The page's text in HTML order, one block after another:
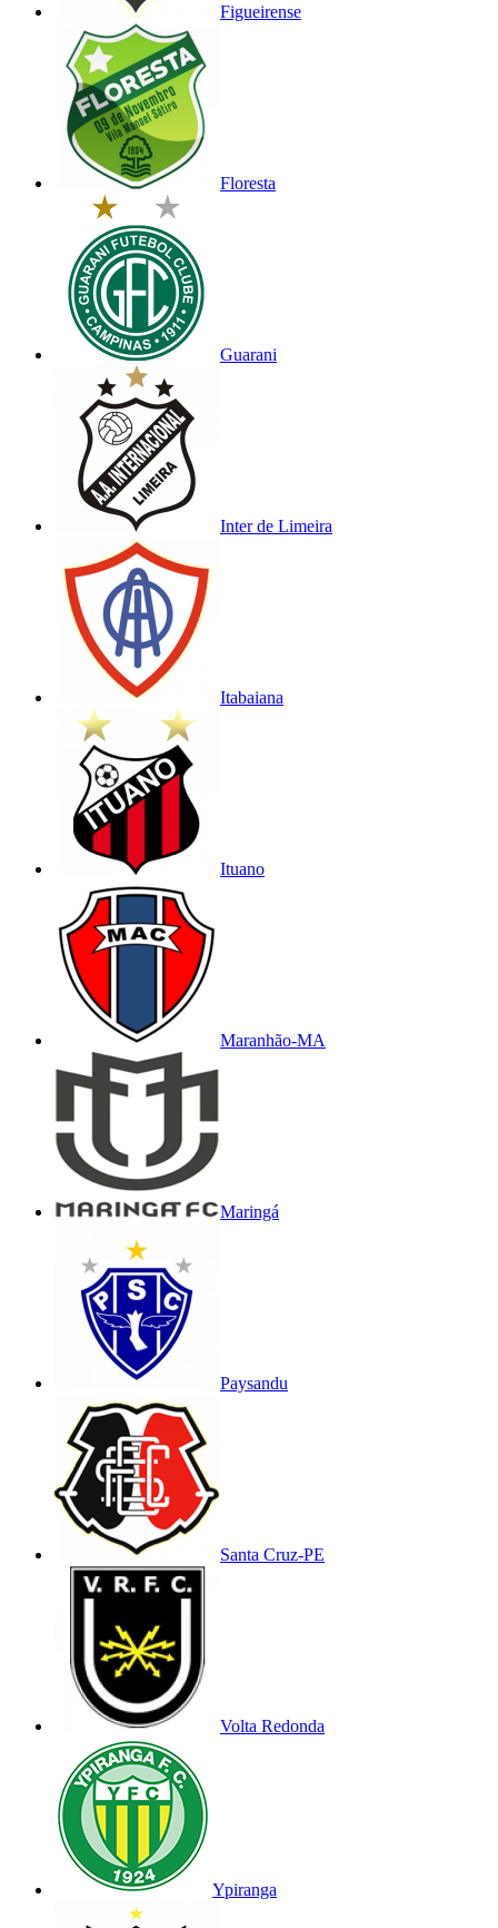
Figueirense
Floresta
Guarani
Inter de Limeira
Itabaiana
Ituano
Maranhão-MA
Maringá
Paysandu
Santa Cruz-PE
Volta Redonda
Ypiranga